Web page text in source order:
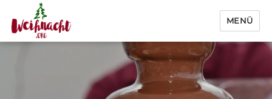
MENÜ